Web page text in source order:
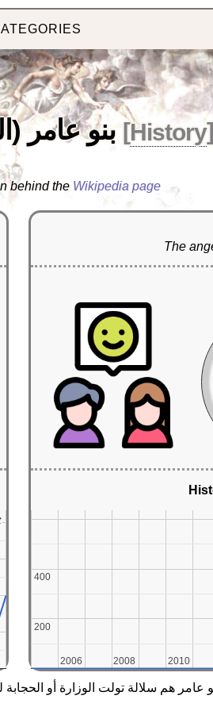
بنو عامر [History]
behind the Wikipedia page
The
2006
2006 2008
2008 2010
2010
200
200
400
400